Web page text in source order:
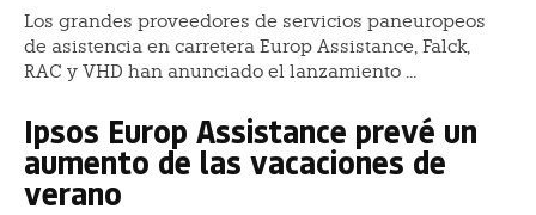
Los grandes proveedores de servicios paneuropeos
de asistencia en carretera Europ Assistance, Falck,
RAC y VHD han anunciado el lanzamiento ...
Ipsos Europ Assistance prevé un
aumento de las vacaciones de
verano